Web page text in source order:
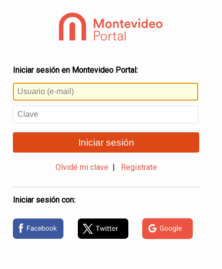
Iniciar sesión en Montevideo Portal:
Iniciar sesión
Olvidé mi clave Registrate
Iniciar sesión con: